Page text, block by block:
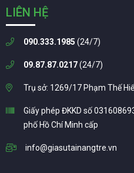
LIÊN HỆ
090.333.1985 (24/7)
09.87.87.0217(24/7)
Trụ sở: 1269/17 Phạm Thế
Giấy phép ĐKKD số
phố Hồ Chí Minh cấp
info@giasutainangtre.vn